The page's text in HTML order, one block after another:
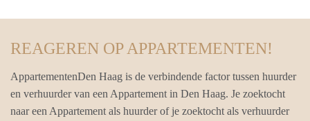
REAGEREN OP APPARTEMENTEN!
AppartementenDen Haag is de verbindende factor tussen huurder
en verhuurder van een Appartement in Den Haag. Je zoektocht
naar een Appartement als huurder of je zoektocht als verhuurder